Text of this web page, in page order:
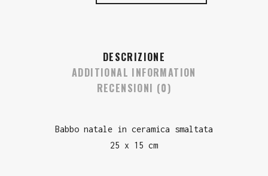
DESCRIZIONE
ADDITIONAL INFORMATION
RECENSIONI (0)
Babbo natale in ceramica smaltata
25 x 15 cm